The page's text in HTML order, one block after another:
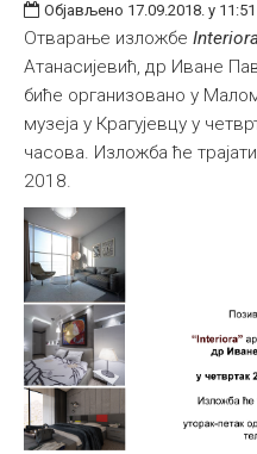
Издаваштво
Библиотека
Студенти
Објављено 17.09.2018. у 11:51
Отварање изложбе
Атанасијевић, др Иване
биће организовано у
музеја у Крагујевцу у
часова. Изложба ће
2018.